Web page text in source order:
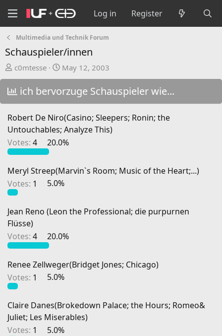
Log in Register
Multimedia und Technik Forum
Schauspieler/innen
T
h
r
d
s
t
a
t
e
r
c0mtesse
S
t
a
d
a
t
May 12, 2003
ich bervorzuge Schauspieler wie...
Robert De Niro(Casino; Sleepers; Ronin; the
Untouchables; Analyze This)
Votes: 4 20.0%
Meryl Streep(Marvin`s Room; Music of the Heart;...)
Votes: 1 5.0%
Jean Reno (Leon the Professional; die purpurnen
Flüsse)
Votes: 4 20.0%
Renee Zellweger(Bridget Jones; Chicago)
Votes: 1 5.0%
Claire Danes(Brokedown Palace; the Hours; Romeo&
Juliet; Les Miserables)
Votes: 1 5.0%